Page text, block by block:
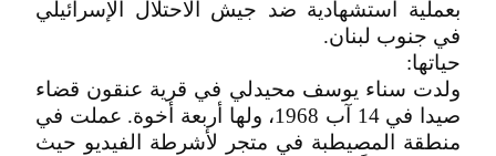
بعملية استشهادية ضد جيش الاحتلال الإسرائيلي
في جنوب لبنان.
حياتها:
ولدت سناء يوسف محيدلي في قرية عنقون قضاء
صيدا في 14 آب 1968، ولها أربعة أخوة. عملت في
منطقة المصيطبة في متجر لأشرطة الفيديو حيث